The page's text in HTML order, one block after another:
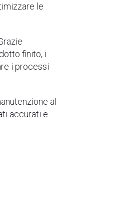
le
finito, i
i processi
al
accurati e